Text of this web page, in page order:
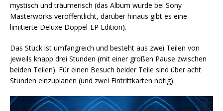
mystisch und träumerisch (das Album wurde bei Sony
Masterworks veröffentlicht, darüber hinaus gibt es eine
limitierte Deluxe Doppel-LP Edition).
Das Stück ist umfangreich und besteht aus zwei Teilen von
jeweils knapp drei Stunden (mit einer großen Pause zwischen
beiden Teilen). Für einen Besuch beider Teile sind über acht
Stunden einzuplanen (und zwei Eintrittkarten nötig).